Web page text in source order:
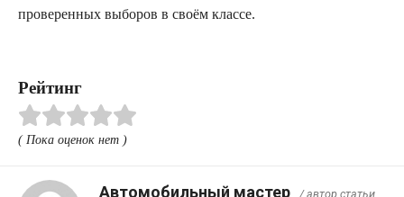
проверенных выборов в своём классе.
Рейтинг
( Пока оценок нет )
Автомобильный мастер / автор статьи